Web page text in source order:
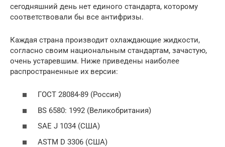
сегодняшний день нет единого стандарта, которому
соответствовали бы все антифризы.
Каждая страна производит охлаждающие жидкости,
согласно своим национальным стандартам, зачастую,
очень устаревшим. Ниже приведены наиболее
распространенные их версии:
ГОСТ 28084-89 (Россия)
BS 6580: 1992 (Великобритания)
SAE J 1034 (США)
ASTM D 3306 (США)